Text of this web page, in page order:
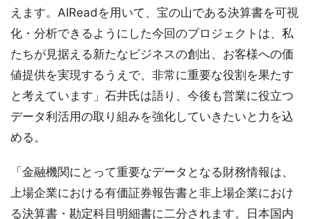
えます。AIReadを用いて、宝の山である決算書を可視
化・分析できるようにした今回のプロジェクトは、私
たちが見据える新たなビジネスの創出、お客様への価
値提供を実現するうえで、非常に重要な役割を果たす
と考えています」石井氏は語り、今後も営業に役立つ
データ利活用の取り組みを強化していきたいと力を込
める。
「金融機関にとって重要なデータとなる財務情報は、
上場企業における有価証券報告書と非上場企業におけ
る決算書・勘定科目明細書に二分されます。日本国内